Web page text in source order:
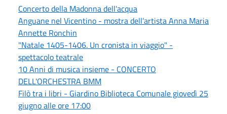
Concerto della Madonna dell'acqua
Anguane nel Vicentino - mostra dell’artista Anna Maria
Annette Ronchin
"Natale 1405-1406. Un cronista in viaggio" -
spettacolo teatrale
10 Anni di musica insieme - CONCERTO
DELL'ORCHESTRA BMM
Filò tra i libri - Giardino Biblioteca Comunale giovedì 25
giugno alle ore 17:00